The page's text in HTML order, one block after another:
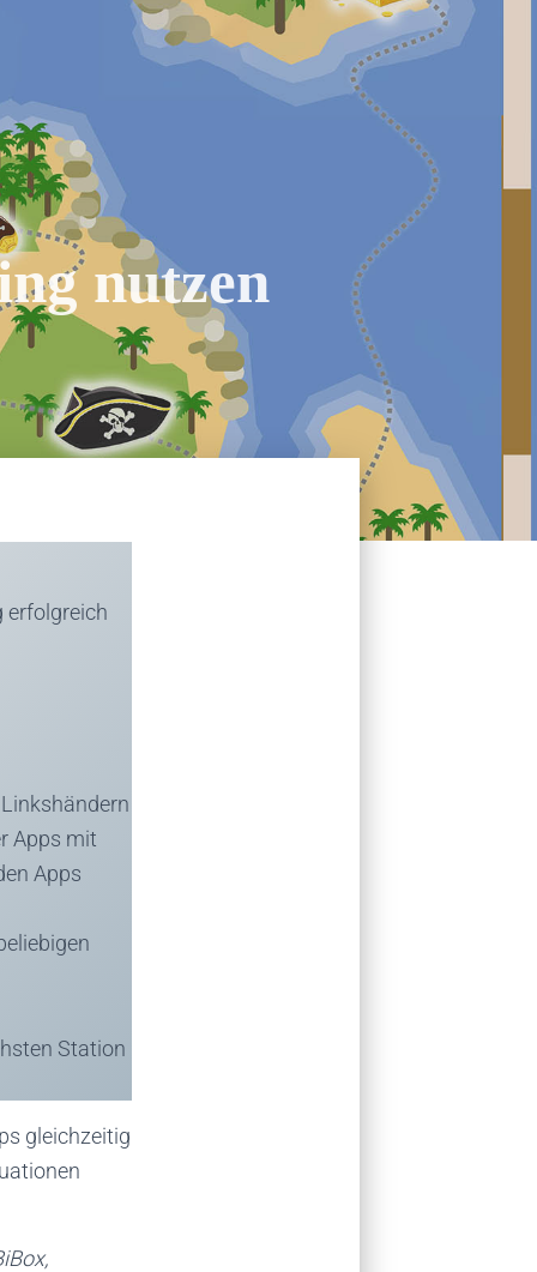
nutzen
erfolgreich
Apps mit
Apps
Station
gleichzeitig